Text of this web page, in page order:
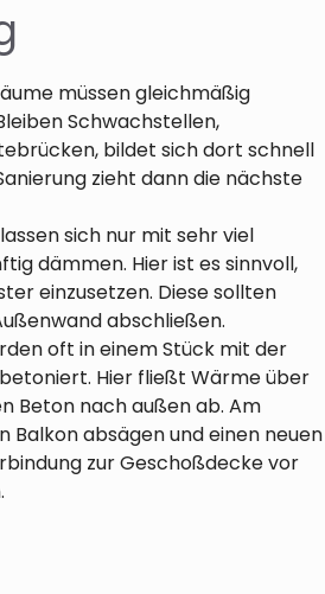
müssen gleichmäßig
Schwachstellen,
bildet sich dort schnell
zieht dann die nächste
sich nur mit sehr viel
dämmen. Hier ist es sinnvoll,
einzusetzen. Diese sollten
abschließen.
oft in einem Stück mit der
Hier fließt Wärme über
Beton nach außen ab. Am
Balkon absägen und einen neuen
zur Geschoßdecke vor